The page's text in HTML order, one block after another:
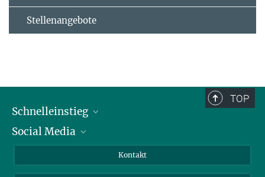
Stellenangebote
TOP
Schnelleinstieg
Alumni
Social Media
Kontakt